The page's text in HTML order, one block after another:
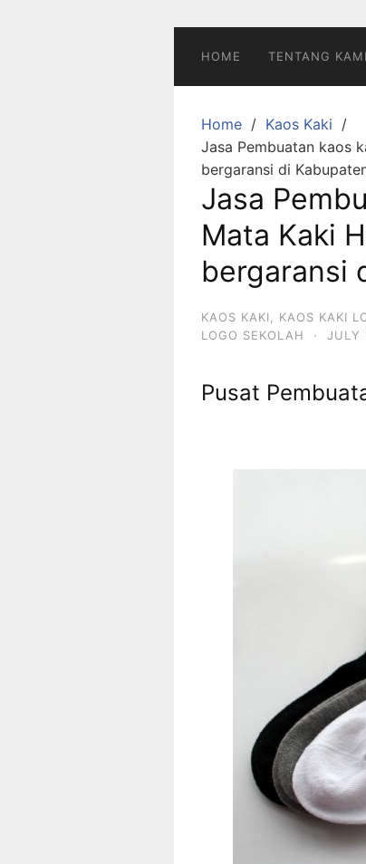
HOME TENTANG KAMI
Home
Kaos Kaki
Jasa Pembuatan kaos
bergaransi di
Jasa
Mata Kaki
bergaransi
KAOS KAKI KAOS KAKI
LOGO SEKOLAH
· JULY
Pusat